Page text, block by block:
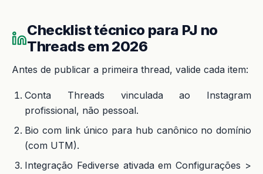
Checklist técnico para PJ no
Threads em 2026
Antes de publicar a primeira thread, valide cada item:
Conta Threads vinculada ao Instagram
profissional, não pessoal.
Bio com link único para hub canônico no domínio
(com UTM).
Integração Fediverse ativada em Configurações >